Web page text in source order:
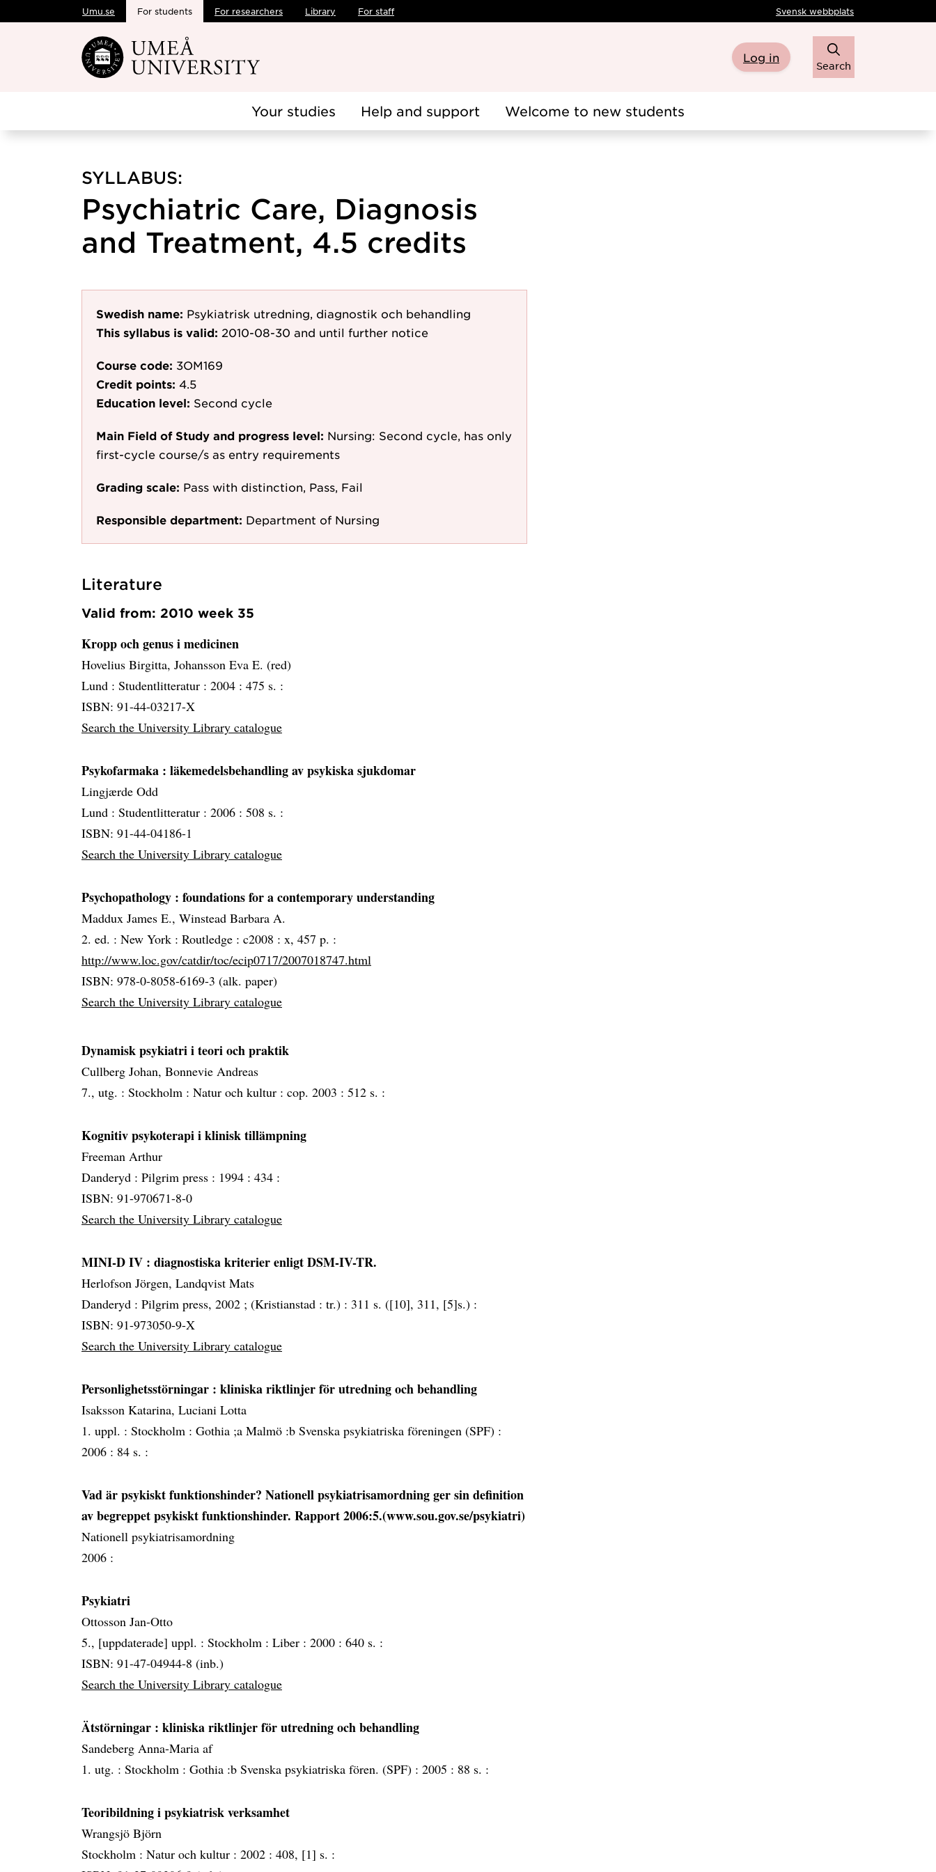
Skip to main content
Umu.se For students For researchers Library For staff Svensk webbplats
Log in
Search
Your studies Help and support Welcome to new students
SYLLABUS:
Psychiatric Care, Diagnosis
and Treatment, 4.5 credits
Swedish name: Psykiatrisk utredning, diagnostik och behandling
This syllabus is valid: 2010-08-30 and until further notice
Course code: 3OM169
Credit points: 4.5
Education level: Second cycle
Main Field of Study and progress level: Nursing: Second cycle, has only
first-cycle course/s as entry requirements
Grading scale: Pass with distinction, Pass, Fail
Responsible department: Department of Nursing
Literature
Valid from: 2010 week 35
Kropp och genus i medicinen
Hovelius Birgitta, Johansson Eva E. (red)
Lund : Studentlitteratur : 2004 : 475 s. :
ISBN: 91-44-03217-X
Search the University Library catalogue
Psykofarmaka : läkemedelsbehandling av psykiska sjukdomar
Lingjærde Odd
Lund : Studentlitteratur : 2006 : 508 s. :
ISBN: 91-44-04186-1
Search the University Library catalogue
Psychopathology : foundations for a contemporary understanding
Maddux James E., Winstead Barbara A.
2. ed. : New York : Routledge : c2008 : x, 457 p. :
http://www.loc.gov/catdir/toc/ecip0717/2007018747.html
ISBN: 978-0-8058-6169-3 (alk. paper)
Search the University Library catalogue
Dynamisk psykiatri i teori och praktik
Cullberg Johan, Bonnevie Andreas
7., utg. : Stockholm : Natur och kultur : cop. 2003 : 512 s. :
Kognitiv psykoterapi i klinisk tillämpning
Freeman Arthur
Danderyd : Pilgrim press : 1994 : 434 :
ISBN: 91-970671-8-0
Search the University Library catalogue
MINI-D IV : diagnostiska kriterier enligt DSM-IV-TR.
Herlofson Jörgen, Landqvist Mats
Danderyd : Pilgrim press, 2002 ; (Kristianstad : tr.) : 311 s. ([10], 311, [5]s.) :
ISBN: 91-973050-9-X
Search the University Library catalogue
Personlighetsstörningar : kliniska riktlinjer för utredning och behandling
Isaksson Katarina, Luciani Lotta
1. uppl. : Stockholm : Gothia ;a Malmö :b Svenska psykiatriska föreningen (SPF) :
2006 : 84 s. :
Vad är psykiskt funktionshinder? Nationell psykiatrisamordning ger sin definition
av begreppet psykiskt funktionshinder. Rapport 2006:5.(www.sou.gov.se/psykiatri)
Nationell psykiatrisamordning
2006 :
Psykiatri
Ottosson Jan-Otto
5., [uppdaterade] uppl. : Stockholm : Liber : 2000 : 640 s. :
ISBN: 91-47-04944-8 (inb.)
Search the University Library catalogue
Ätstörningar : kliniska riktlinjer för utredning och behandling
Sandeberg Anna-Maria af
1. utg. : Stockholm : Gothia :b Svenska psykiatriska fören. (SPF) : 2005 : 88 s. :
Teoribildning i psykiatrisk verksamhet
Wrangsjö Björn
Stockholm : Natur och kultur : 2002 : 408, [1] s. :